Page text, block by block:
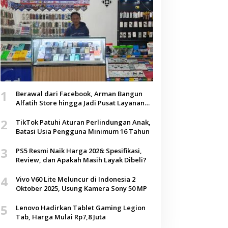
1
Berawal dari Facebook, Arman Bangun
Alfatih Store hingga Jadi Pusat Layanan
2
TikTok Patuhi Aturan Perlindungan Anak,
Batasi Usia Pengguna Minimum 16 Tahun
3
PS5 Resmi Naik Harga 2026: Spesifikasi,
Review, dan Apakah Masih Layak Dibeli?
4
Vivo V60 Lite Meluncur di Indonesia 2
Oktober 2025, Usung Kamera Sony 50 MP
5
Lenovo Hadirkan Tablet Gaming Legion
Tab, Harga Mulai Rp7,8 Juta